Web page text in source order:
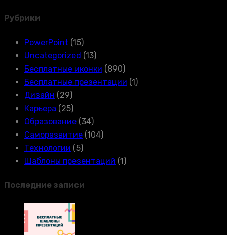
Рубрики
PowerPoint (15)
Uncategorized (13)
Бесплатные иконки (890)
Бесплатные презентации (1)
Дизайн (29)
Карьера (25)
Образование (34)
Саморазвитие (104)
Технологии (5)
Шаблоны презентаций (1)
Последние записи